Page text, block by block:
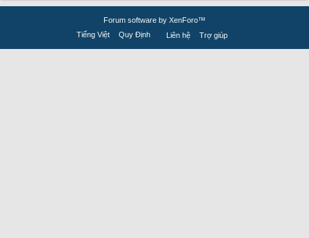
Forum software by XenForo™
Tiếng Việt
Quy Định Liên hệ Trợ giúp